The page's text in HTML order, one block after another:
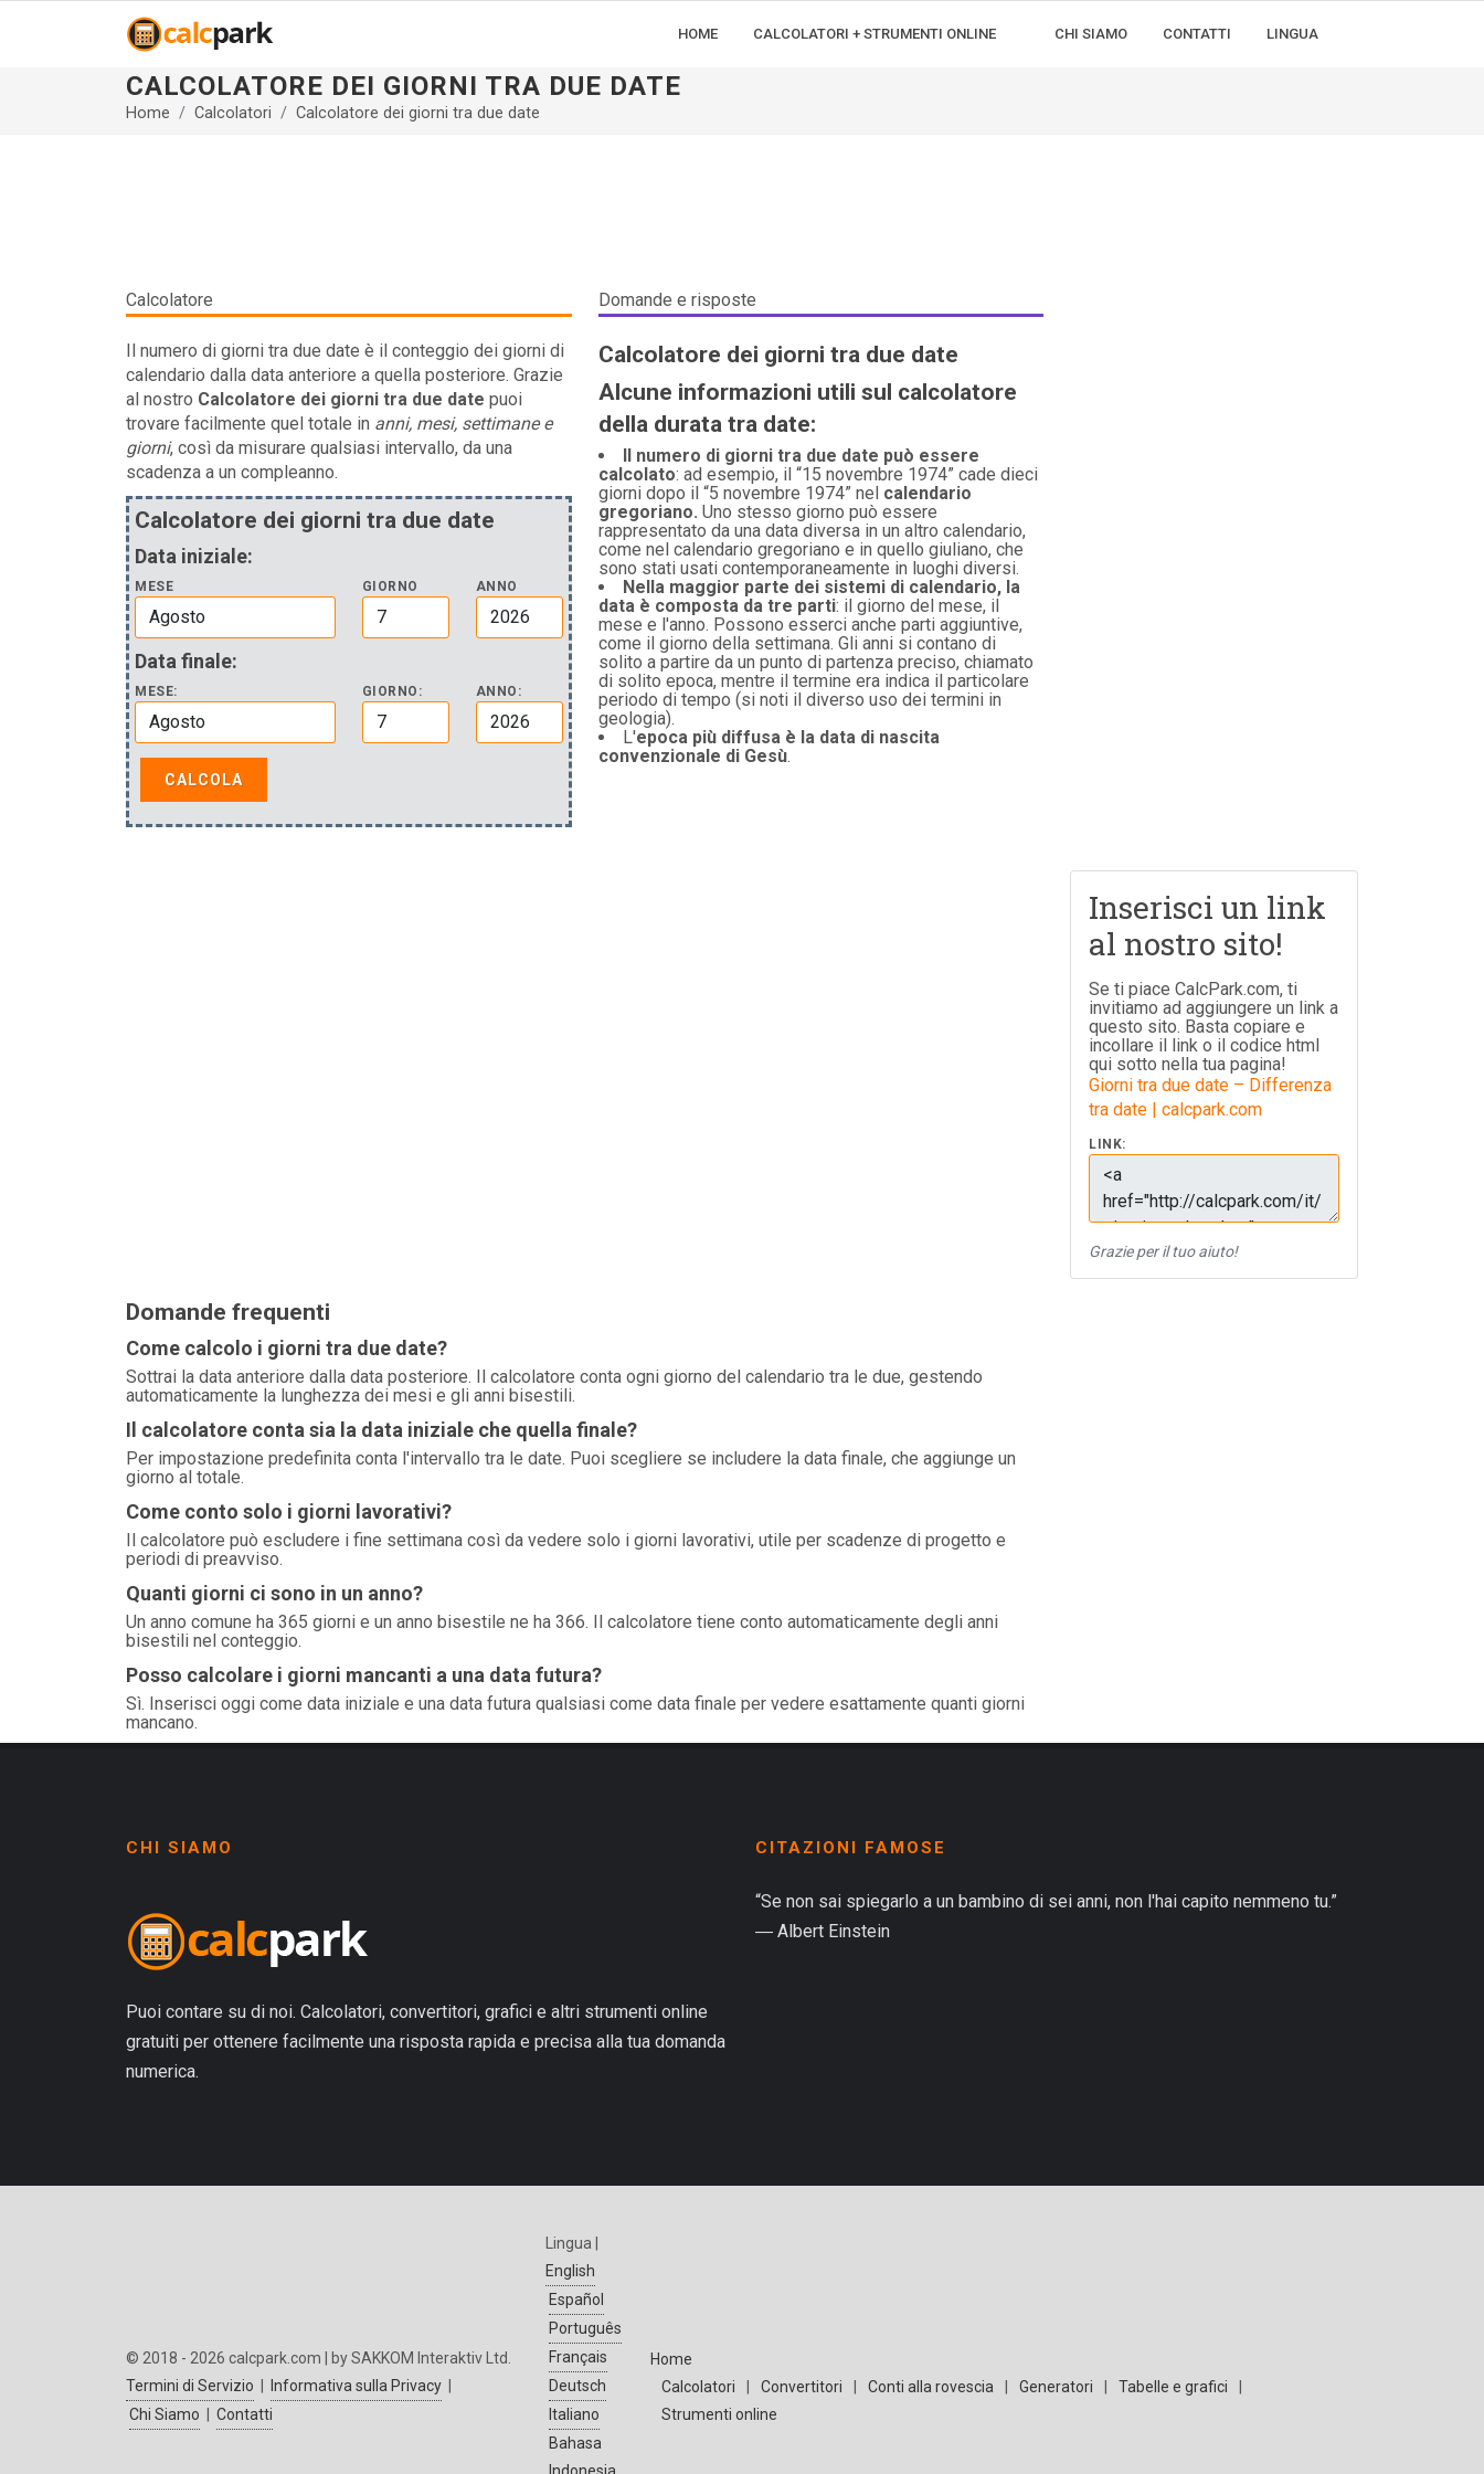
HOME CALCOLATORI + STRUMENTI ONLINE CHI SIAMO CONTATTI LINGUA
CALCOLATORE DEI GIORNI TRA DUE DATE
Home Calcolatori Calcolatore dei giorni tra due date
Calcolatore
Il numero di giorni tra due date è il conteggio dei giorni di
calendario dalla data anteriore a quella posteriore. Grazie
al nostro Calcolatore dei giorni tra due date puoi
trovare facilmente quel totale in anni, mesi, settimane e
giorni, così da misurare qualsiasi intervallo, da una
scadenza a un compleanno.
Calcolatore dei giorni tra due date
Data iniziale:
MESE GIORNO ANNO
Data finale:
MESE: GIORNO: ANNO:
Domande e risposte
Calcolatore dei giorni tra due date
Alcune informazioni utili sul calcolatore
della durata tra date:
Il numero di giorni tra due date può essere
calcolato: ad esempio, il “15 novembre 1974” cade dieci
giorni dopo il “5 novembre 1974” nel calendario
gregoriano. Uno stesso giorno può essere
rappresentato da una data diversa in un altro calendario,
come nel calendario gregoriano e in quello giuliano, che
sono stati usati contemporaneamente in luoghi diversi.
Nella maggior parte dei sistemi di calendario, la
data è composta da tre parti: il giorno del mese, il
mese e l'anno. Possono esserci anche parti aggiuntive,
come il giorno della settimana. Gli anni si contano di
solito a partire da un punto di partenza preciso, chiamato
di solito epoca, mentre il termine era indica il particolare
periodo di tempo (si noti il diverso uso dei termini in
geologia).
L'epoca più diffusa è la data di nascita
convenzionale di Gesù.
Inserisci un link
al nostro sito!
Se ti piace CalcPark.com, ti
invitiamo ad aggiungere un link a
questo sito. Basta copiare e
incollare il link o il codice html
qui sotto nella tua pagina!
Giorni tra due date – Differenza
tra date | calcpark.com
LINK:
Grazie per il tuo aiuto!
Domande frequenti
Come calcolo i giorni tra due date?
Sottrai la data anteriore dalla data posteriore. Il calcolatore conta ogni giorno del calendario tra le due, gestendo
automaticamente la lunghezza dei mesi e gli anni bisestili.
Il calcolatore conta sia la data iniziale che quella finale?
Per impostazione predefinita conta l'intervallo tra le date. Puoi scegliere se includere la data finale, che aggiunge un
giorno al totale.
Come conto solo i giorni lavorativi?
Il calcolatore può escludere i fine settimana così da vedere solo i giorni lavorativi, utile per scadenze di progetto e
periodi di preavviso.
Quanti giorni ci sono in un anno?
Un anno comune ha 365 giorni e un anno bisestile ne ha 366. Il calcolatore tiene conto automaticamente degli anni
bisestili nel conteggio.
Posso calcolare i giorni mancanti a una data futura?
Sì. Inserisci oggi come data iniziale e una data futura qualsiasi come data finale per vedere esattamente quanti giorni
mancano.
CHI SIAMO
Puoi contare su di noi. Calcolatori, convertitori, grafici e altri strumenti online
gratuiti per ottenere facilmente una risposta rapida e precisa alla tua domanda
numerica.
CITAZIONI FAMOSE
“Se non sai spiegarlo a un bambino di sei anni, non l'hai capito nemmeno tu.”
― Albert Einstein
© 2018 - 2026 calcpark.com | by SAKKOM Interaktiv Ltd.
Termini di Servizio | Informativa sulla Privacy |
Chi Siamo | Contatti
Lingua |
English
Español
Português
Français
Deutsch
Italiano
Bahasa
Home
Calcolatori
| Convertitori | Conti alla rovescia | Generatori | Tabelle e grafici
|
Strumenti online